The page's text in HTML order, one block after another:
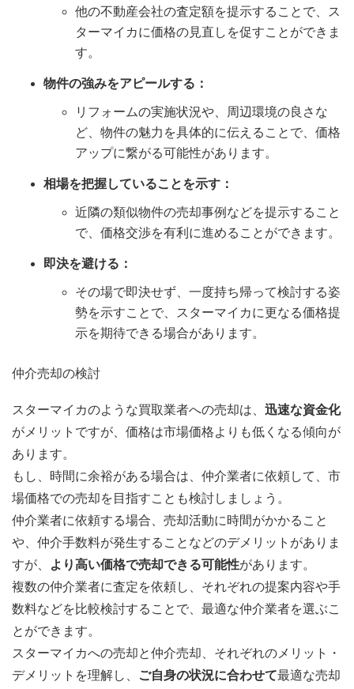
他の不動産会社の査定額を提示することで、ス
ターマイカに価格の見直しを促すことができま
す。
物件の強みをアピールする：
リフォームの実施状況や、周辺環境の良さな
ど、物件の魅力を具体的に伝えることで、価格
アップに繋がる可能性があります。
相場を把握していることを示す：
近隣の類似物件の売却事例などを提示すること
で、価格交渉を有利に進めることができます。
即決を避ける：
その場で即決せず、一度持ち帰って検討する姿
勢を示すことで、スターマイカに更なる価格提
示を期待できる場合があります。
仲介売却の検討
スターマイカのような買取業者への売却は、 迅速な資金化
がメリットですが、価格は市場価格よりも低くなる傾向が
あります。
もし、時間に余裕がある場合は、仲介業者に依頼して、市
場価格での売却を目指すことも検討しましょう。
仲介業者に依頼する場合、売却活動に時間がかかること
や、仲介手数料が発生することなどのデメリットがありま
すが、
より高い価格で売却できる可能性があります。
複数の仲介業者に査定を依頼し、それぞれの提案内容や手
数料などを比較検討することで、最適な仲介業者を選ぶこ
とができます。
スターマイカへの売却と仲介売却、それぞれのメリット・
デメリットを理解し、
ご自身の状況に合わせて最適な売却